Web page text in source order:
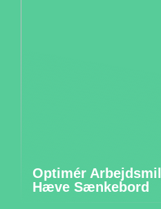
Optimér
Hæve Sænkebord